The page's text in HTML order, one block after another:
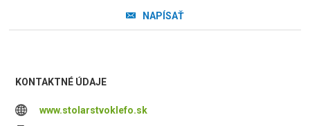
NAPÍSAŤ
KONTAKTNÉ ÚDAJE
www.stolarstvoklefo.sk